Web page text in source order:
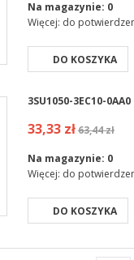
Na magazynie: 0
Więcej: do
DO KOSZYKA
3SU1050-3EC10-
33,33 zł63,44 zł
Na magazynie: 0
Więcej: do
DO KOSZYKA